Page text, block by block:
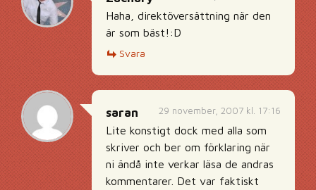
Haha, direktöversättning när den
är som bäst!:D
Svara
29 november, 2007 kl. 17:16
saran
Lite konstigt dock med alla som
skriver och ber om förklaring när
ni ändå inte verkar läsa de andras
kommentarer. Det var faktiskt